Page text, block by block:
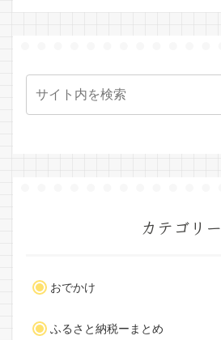
カテゴリー
おでかけ
ふるさと納税ーまとめ